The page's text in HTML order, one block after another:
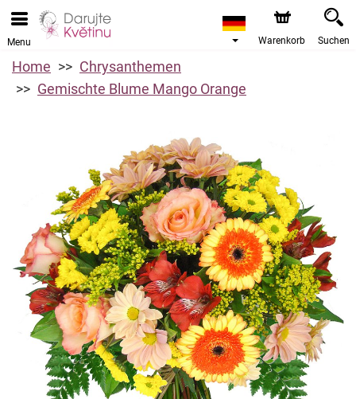
Menu Warenkorb Suchen
Home
Chrysanthemen
Gemischte Blume Mango Orange